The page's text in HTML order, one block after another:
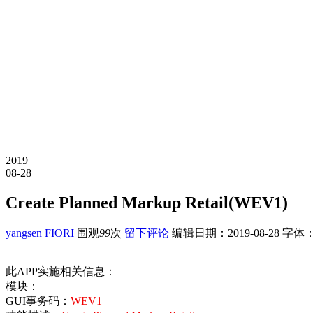
2019
08-28
Create Planned Markup Retail(WEV1)
yangsen FIORI 围观99次 留下评论 编辑日期： 2019-08-28 字体：
此APP实施相关信息：
模块：
GUI事务码： WEV1